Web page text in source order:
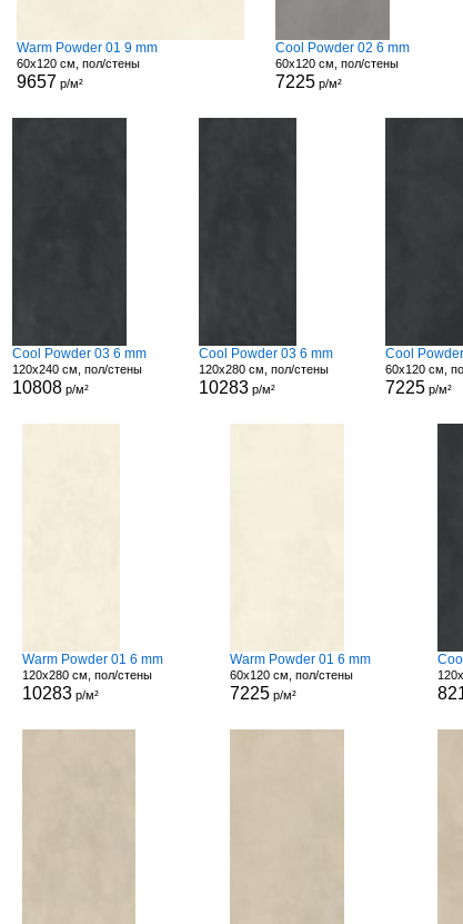
Warm Powder 01 9 mm
60x120 см, пол/стены
9657 р/м²
Cool Powder 02 6 mm
60x120 см, пол/стены
7225р/м²
Cool Powder 03 6 mm
120x240 см, пол/стены
10808р/м²
Cool Powder 03 6 mm
120x280 см, пол/стены
10283р/м²
Cool
60x120 см,
7225р/м²
Warm Powder 01 6 mm
120x280 см, пол/стены
10283р/м²
Warm Powder 01 6 mm
60x120 см, пол/стены
7225р/м²